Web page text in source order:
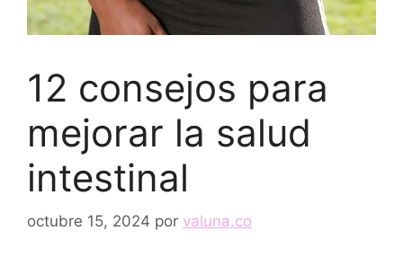
12 consejos para
mejorar la salud
intestinal
octubre 15, 2024 por valuna.co